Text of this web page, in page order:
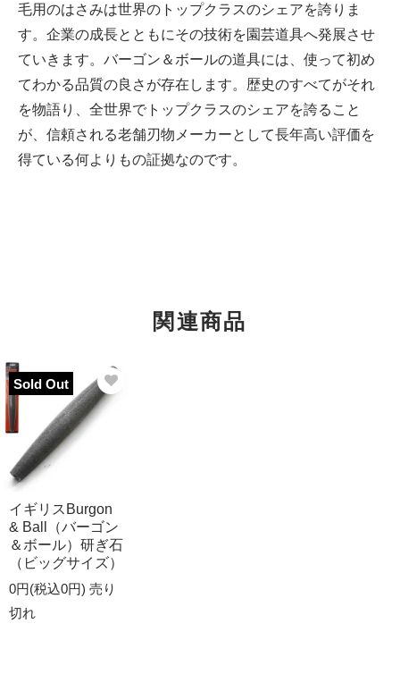
毛用のはさみは世界のトップクラスのシェアを誇りま
す。企業の成長とともにその技術を園芸道具へ発展させ
ていきます。バーゴン＆ボールの道具には、使って初め
てわかる品質の良さが存在します。歴史のすべてがそれ
を物語り、全世界でトップクラスのシェアを誇ること
が、信頼される老舗刃物メーカーとして長年高い評価を
得ている何よりもの証拠なのです。
関連商品
Sold Out
イギリスBurgon
& Ball（バーゴン
＆ボール）研ぎ石
（ビッグサイズ）
0円(税込0円) 売り
切れ